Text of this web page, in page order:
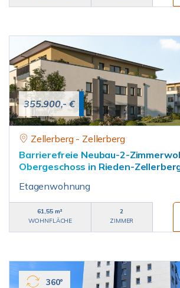
355.900,- €
Zellerberg - Zellerberg
Barrierefreie Neubau-2-
Obergeschoss in Rieden-
Etagenwohnung
61,55 m²
WOHNFLÄCHE
2
ZIMMER
360°